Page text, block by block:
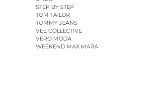
STEP BY STEP
TOM TAILOR
TOMMY JEANS
VEE COLLECTIVE
VERO MODA
WEEKEND MAX MARA